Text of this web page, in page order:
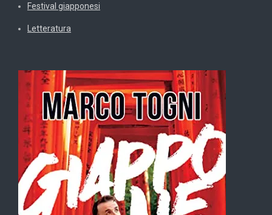
Festival giapponesi
Letteratura